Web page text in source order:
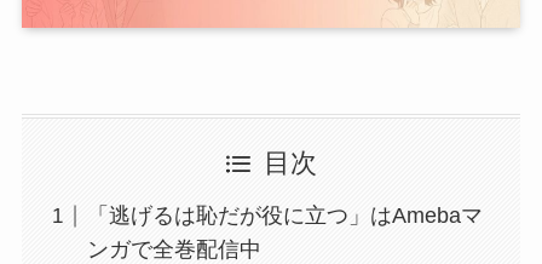
目次
「逃げるは恥だが役に立つ」はAmebaマ
ンガで全巻配信中